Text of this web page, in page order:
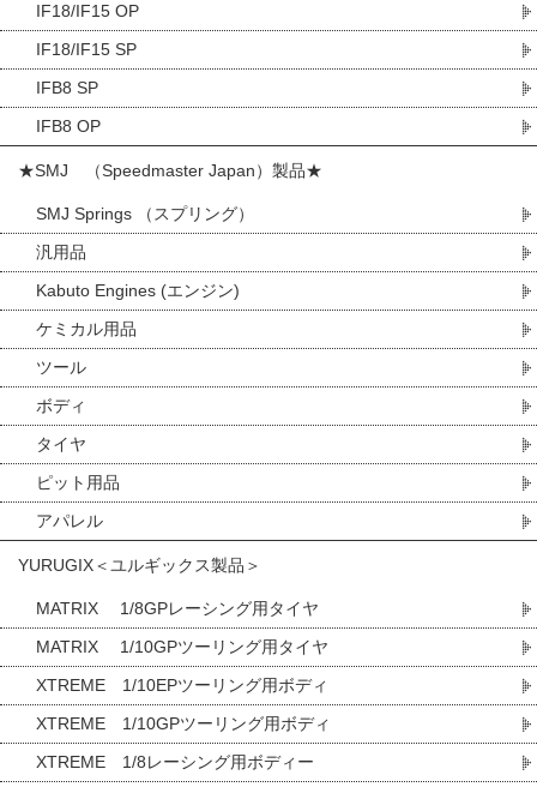
IF18/IF15 OP
IF18/IF15 SP
IFB8 SP
IFB8 OP
★SMJ （Speedmaster Japan）製品★
SMJ Springs （スプリング）
汎用品
Kabuto Engines (エンジン)
ケミカル用品
ツール
ボディ
タイヤ
ピット用品
アパレル
YURUGIX＜ユルギックス製品＞
MATRIX 1/8GPレーシング用タイヤ
MATRIX 1/10GPツーリング用タイヤ
XTREME 1/10EPツーリング用ボディ
XTREME 1/10GPツーリング用ボディ
XTREME 1/8レーシング用ボディー